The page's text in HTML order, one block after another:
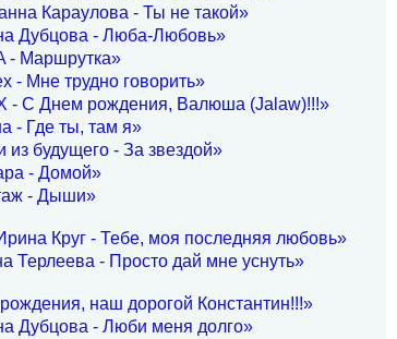
Караулова - Ты не такой»
Дубцова - Люба-Любовь»
- Маршрутка»
- Мне трудно говорить»
- С Днем рождения, Валюша (Jalaw)!!!»
- Где ты, там я»
из будущего - За звездой»
- Домой»
- Дыши»
Круг - Тебе, моя последняя любовь»
Терлеева - Просто дай мне уснуть»
наш дорогой Константин!!!»
Дубцова - Люби меня долго»